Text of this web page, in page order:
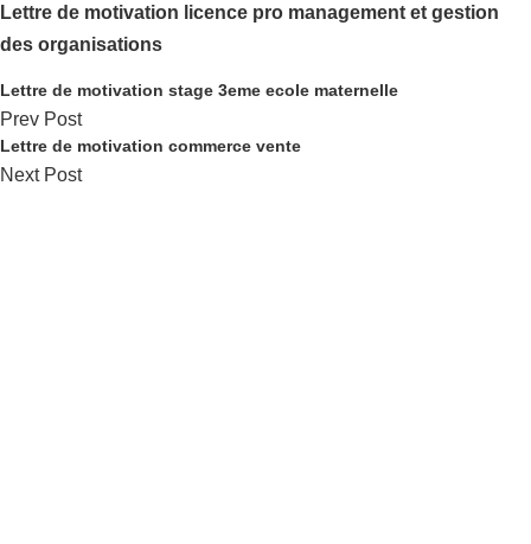
Lettre de motivation licence pro management et gestion
des organisations
Lettre de motivation stage 3eme ecole maternelle
Prev Post
Lettre de motivation commerce vente
Next Post